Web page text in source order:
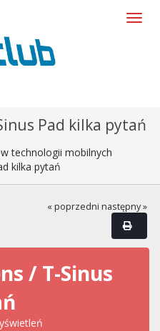
Pad kilka pytań
technologii mobilnych
kilka pytań
« poprzedni następny »
/ T-Sinus